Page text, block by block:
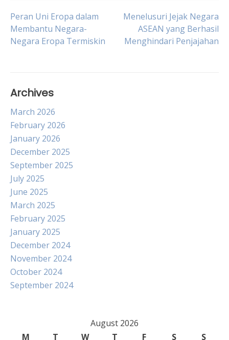
Post
navigation
Peran Uni Eropa dalam
Membantu Negara-
Negara Eropa Termiskin
Menelusuri Jejak Negara
ASEAN yang Berhasil
Menghindari Penjajahan
Archives
March 2026
February 2026
January 2026
December 2025
September 2025
July 2025
June 2025
March 2025
February 2025
January 2025
December 2024
November 2024
October 2024
September 2024
August 2026
M
T W T F S S